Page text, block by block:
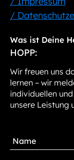
/
Was ist Deine
HOPP:
Wir freuen uns
lernen – wir
individuellen
unsere Leistung